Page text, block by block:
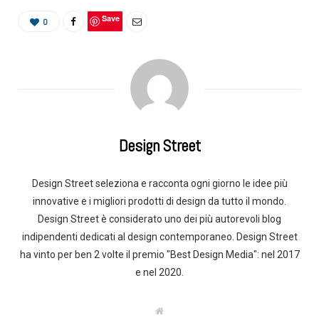
0 Save
Design Street
Design Street seleziona e racconta ogni giorno le idee più
innovative e i migliori prodotti di design da tutto il mondo.
Design Street è considerato uno dei più autorevoli blog
indipendenti dedicati al design contemporaneo. Design Street
ha vinto per ben 2 volte il premio "Best Design Media": nel 2017
e nel 2020.
W